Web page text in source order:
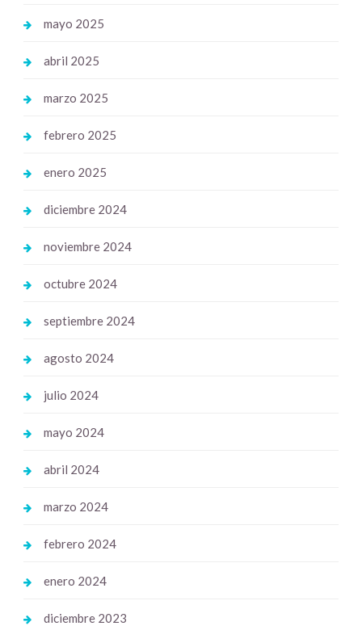
mayo 2025
abril 2025
marzo 2025
febrero 2025
enero 2025
diciembre 2024
noviembre 2024
octubre 2024
septiembre 2024
agosto 2024
julio 2024
mayo 2024
abril 2024
marzo 2024
febrero 2024
enero 2024
diciembre 2023